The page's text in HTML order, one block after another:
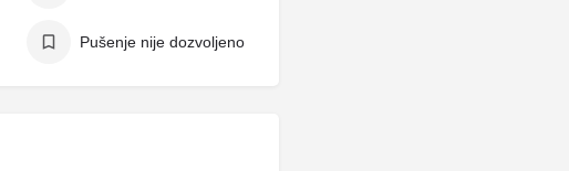
Pušenje nije dozvoljeno